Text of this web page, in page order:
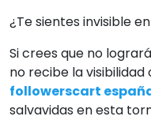
¿Te sientes invisible
Si crees que no
no recibe la
followerscart
salvavidas en esta